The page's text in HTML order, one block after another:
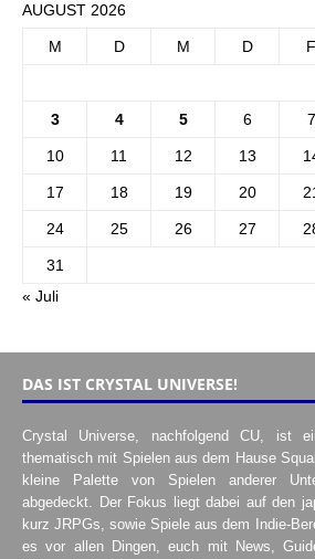
AUGUST 2026
M D M D F
3 4 5 6 7
10 11 12 13
17 18 19 20
24 25 26 27
31
« Juli
DAS IST CRYSTAL UNIVERSE!
Crystal Universe, nachfolgend CU, ist
thematisch mit Spielen aus dem Hause
kleine Palette von Spielen anderer
abgedeckt. Der Fokus liegt dabei auf den
kurz JRPGs, sowie Spiele aus dem Indie-
es vor allen Dingen, euch mit News,